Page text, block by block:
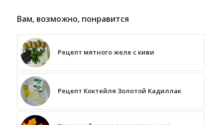
Вам, возможно, понравится
Рецепт мятного желе с киви
Рецепт Коктейля Золотой Кадиллак